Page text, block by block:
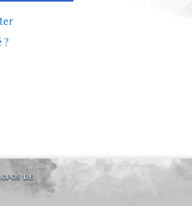
?
de